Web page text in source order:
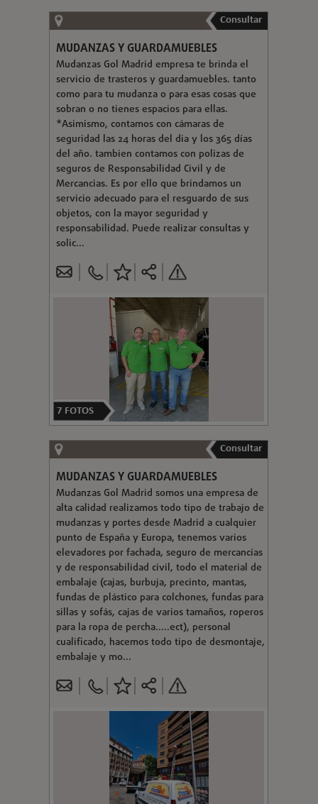
Consultar
MUDANZAS Y GUARDAMUEBLES
Mudanzas Gol Madrid empresa te brinda el
servicio de trasteros y guardamuebles. tanto
como para tu mudanza o para esas cosas que
sobran o no tienes espacios para ellas.
*Asimismo, contamos con cámaras de
seguridad las 24 horas del dia y los 365 días
del año. tambien contamos con polizas de
seguros de Responsabilidad Civil y de
Mercancias. Es por ello que brindamos un
servicio adecuado para el resguardo de sus
objetos, con la mayor seguridad y
responsabilidad. Puede realizar consultas y
solic...
7 FOTOS
Consultar
MUDANZAS Y GUARDAMUEBLES
Mudanzas Gol Madrid somos una empresa de
alta calidad realizamos todo tipo de trabajo de
mudanzas y portes desde Madrid a cualquier
punto de España y Europa, tenemos varios
elevadores por fachada, seguro de mercancías
y de responsabilidad civil, todo el material de
embalaje (cajas, burbuja, precinto, mantas,
fundas de plástico para colchones, fundas para
sillas y sofás, cajas de varios tamaños, roperos
para la ropa de percha.....ect), personal
cualificado, hacemos todo tipo de desmontaje,
embalaje y mo...